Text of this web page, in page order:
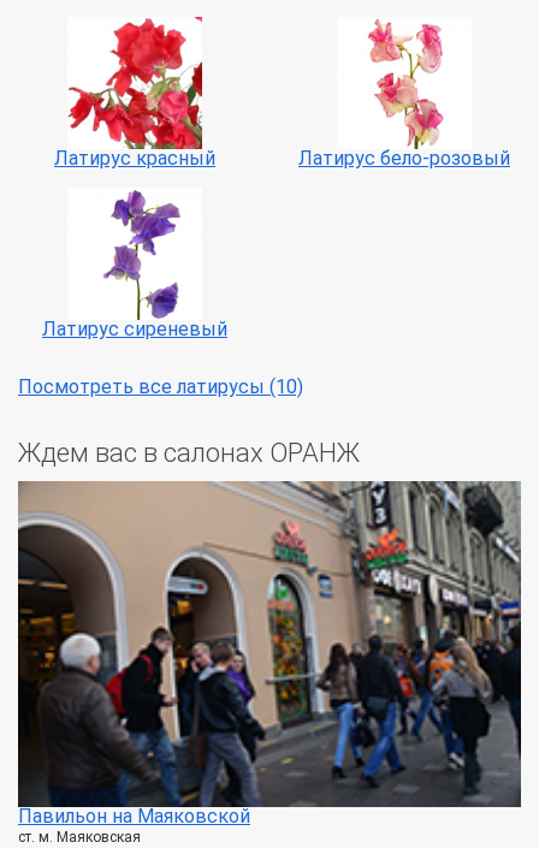
Латирус красный Латирус бело-розовый
Латирус сиреневый
Посмотреть все латирусы (10)
Ждем вас в салонах ОРАНЖ
Павильон на Маяковской
ст. м. Маяковская